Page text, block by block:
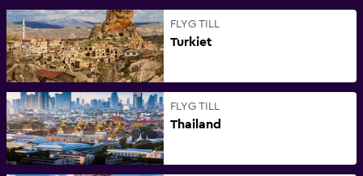
FLYG TILL
Turkiet
FLYG TILL
Thailand